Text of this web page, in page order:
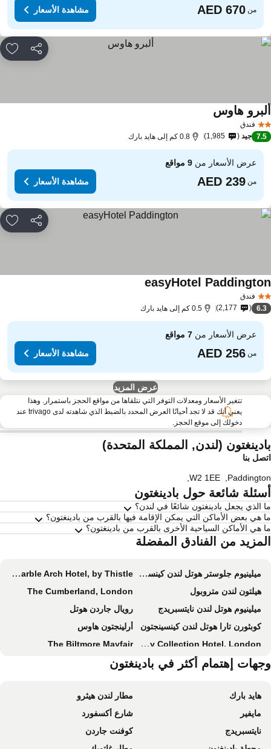
من مشاهدة الأسعار
مشاركة
فندق
هاوسمشاهدة الأسعار
7.5 جيد 1,985 0.8 كم إلى هايد بارك
عرض الأسعار من9 مواقع
من مشاهدة الأسعار
مشاركة
فندق
easyHotelمشاهدة الأسعار
6.3
2,177 0.5 كم إلى هايد بارك
عرض الأسعار من7 مواقع
من مشاهدة الأسعار
عرض المزيد
تتغير الأسعار ومعدلات التوفر التي نتلقاها من مواقع الحجز باستمرار. وهذا
يعني أنك قد لا تجد أحيانًا العرض المحدد بالضبط الذي شاهدته لدى trivago عند
دخولك إلى موقع الحجز.
(لندن, المملكة المتحدة)
بنا
,
W2 1EE
,
شائعة حول بادينغتون
الذي يجعل بادينغتون شائعًا في لندن؟
هي بعض الأماكن التي يمكن الإقامة فيها بالقرب من بادينغتون؟
هي الأماكن السياحية الأخرى بالقرب من بادينغتون؟
من الفنادق المفضلة
ميلينيوم جلوستر هوتل لندن كينسنجتون
The Marble Arch Hotel, by Thistle
هيلتون لندن متروبول
The Cumberland, London
ميلينيوم هوتل لندن نايتسبريدج
رويال جاردن هوتل
كوبثورن تارا هوتل لندن كينسينجتون
أرلينجتون هاوس
The Park Tower Knightsbridge, a Luxury Collection Hotel, London
The Biltmore Mayfair
دانوبيوس هوتل ريجينتس بارك
لندن هيلتون أون بارك لين
Intercontinental Hotels London Park Lane By Ihg
دبل تري باي هيلتون لندن - دوكلاندز ريفرسايد
Zedwell Piccadilly Circus
ذا أثنيوم هوتل آند ريزيدانس
The Lowndes London
Sheraton Grand London Park Lane
إهتمام أكثر في بادينغتون
هايد بارك
مطار لندن هيثرو
مايفير
شارع أكسفورد
نايتسبريدج
كوفنت جاردن